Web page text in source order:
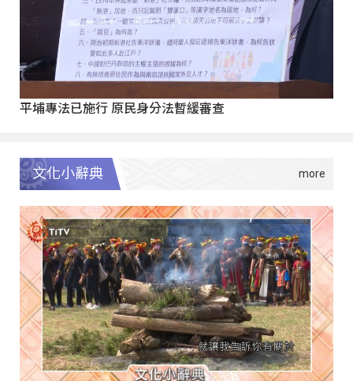
平埔專法已施行 原民身分法暫緩審查
文化小辭典